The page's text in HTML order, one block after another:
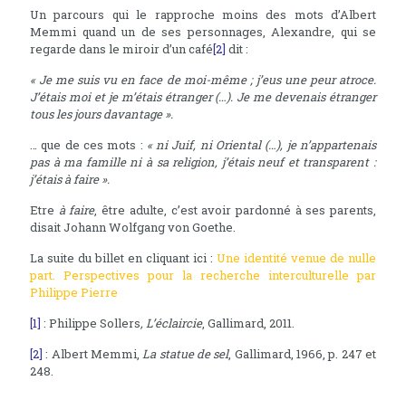
Un parcours qui le rapproche moins des mots d’Albert
Memmi quand un de ses personnages, Alexandre, qui se
regarde dans le miroir d’un café[2] dit :
« Je me suis vu en face de moi-même ; j’eus une peur atroce.
J’étais moi et je m’étais étranger (…). Je me devenais étranger
tous les jours davantage ».
… que de ces mots : « ni Juif, ni Oriental (…), je n’appartenais
pas à ma famille ni à sa religion, j’étais neuf et transparent :
j’étais à faire ».
Etre à faire, être adulte, c’est avoir pardonné à ses parents,
disait Johann Wolfgang von Goethe.
La suite du billet en cliquant ici : Une identité venue de nulle
part. Perspectives pour la recherche interculturelle par
Philippe Pierre
[1] : Philippe Sollers, L’éclaircie, Gallimard, 2011.
[2] : Albert Memmi,La statue de sel, Gallimard, 1966, p. 247 et
248.